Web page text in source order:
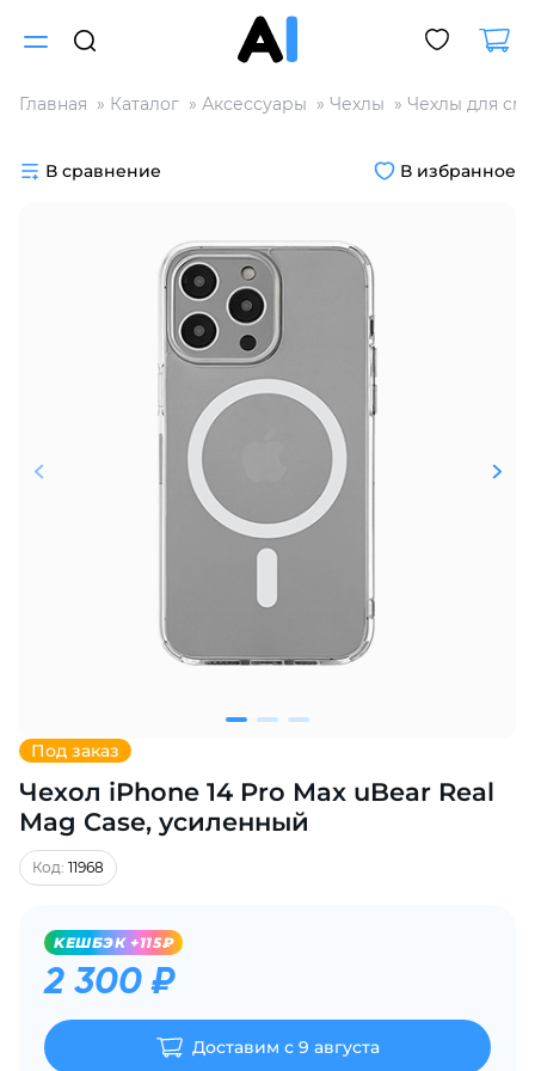
Главная Каталог Аксессуары Чехлы Чехлы для
Под заказ
Чехол iPhone 14 Pro Max uBear Real
Mag Case, усиленный
Код: 11968
KЕШБЭК +115₽
2 300 ₽
Доставим с 9 августа
В сравнение В избранное
Разбейте
на части
без переплат
График платежей
25
% картой любого банка
Получайте товар
выбранный способом
списываться
по25%каждые 2 недели
Подробнее